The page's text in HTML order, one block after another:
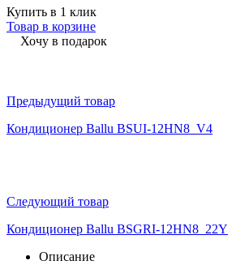
Купить в 1 клик
Товар в корзине
Хочу в подарок
Предыдущий товар
Кондиционер Ballu BSUI-12HN8_V4
Следующий товар
Кондиционер Ballu BSGRI-12HN8_22Y
Описание